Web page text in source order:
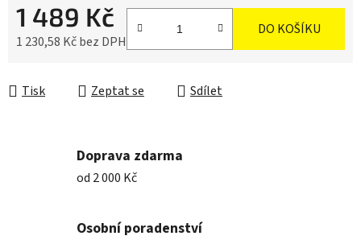
1 489 Kč
1 230,58 Kč bez DPH
DO KOŠÍKU
Tisk Zeptat se Sdílet
Doprava zdarma
od 2 000 Kč
Osobní poradenství